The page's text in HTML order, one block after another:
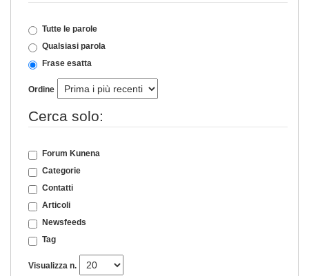
Tutte le parole
Qualsiasi parola
Frase esatta
Ordine
Cerca solo:
Forum Kunena
Categorie
Contatti
Articoli
Newsfeeds
Tag
Visualizza n.